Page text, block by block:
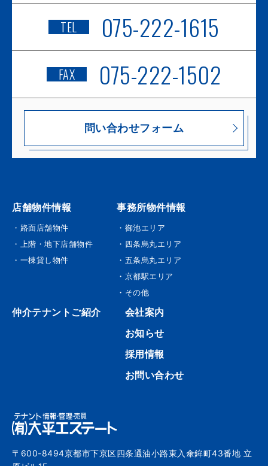
TEL 075-222-1615
FAX 075-222-1502
問い合わせフォーム
店舗物件情報
・路面店舗物件
・上階・地下店舗物件
・一棟貸し物件
事務所物件情報
・御池エリア
・四条烏丸エリア
・五条烏丸エリア
・京都駅エリア
・その他
仲介テナントご紹介
会社案内
お知らせ
採用情報
お問い合わせ
〒600-8494京都市下京区四条通油小路東入傘鉾町43番地 立